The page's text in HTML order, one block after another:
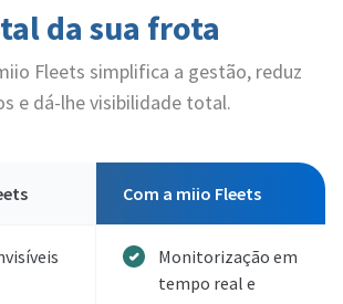
da sua frota
Fleets simplifica a gestão, reduz
e dá-lhe visibilidade total.
Com a miio Fleets
Monitorização em
tempo real e